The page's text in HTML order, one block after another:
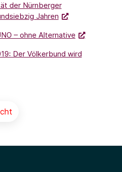
der Nürnberger
Jahren
– ohne Alternative
Der Völkerbund wird